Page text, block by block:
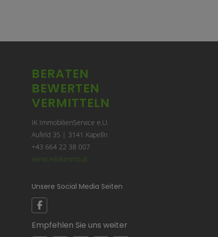
BERATEN
BEWERTEN
VERMITTELN
IK ImmobilienService e.U.
Aufeld 35 | 3141 Kapelln
+43 664 22 38 007
service@ikimmo.at
Unsere Social Media Seiten
Empfehlen Sie uns weiter